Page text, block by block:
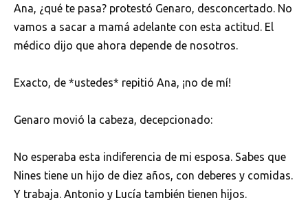
Ana, ¿qué te pasa? protestó Genaro, desconcertado. No
vamos a sacar a mamá adelante con esta actitud. El
médico dijo que ahora depende de nosotros.
Exacto, de *ustedes* repitió Ana, ¡no de mí!
Genaro movió la cabeza, decepcionado:
No esperaba esta indiferencia de mi esposa. Sabes que
Nines tiene un hijo de diez años, con deberes y comidas.
Y trabaja. Antonio y Lucía también tienen hijos.